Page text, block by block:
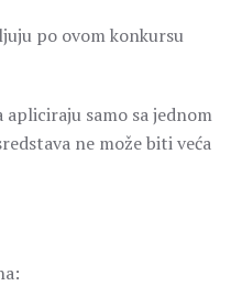
po ovom konkursu
apliciraju samo sa jednom
ne može biti veća